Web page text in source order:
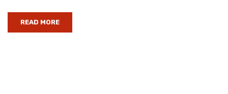
READ MORE